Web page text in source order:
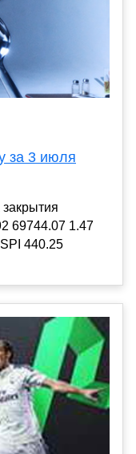
за 3 июля
69744.07 1.47
440.25